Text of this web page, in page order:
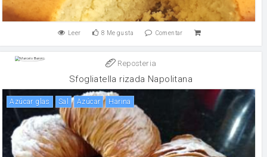
Leer 8 Me gusta Comentar
Reposteria
Sfogliatella rizada Napolitana
azúcar glas sal Azúcar harina